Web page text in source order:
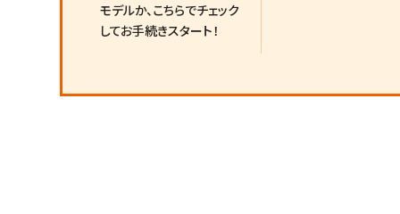
モデルか、 こちらでチェック
してお手続きスタート！